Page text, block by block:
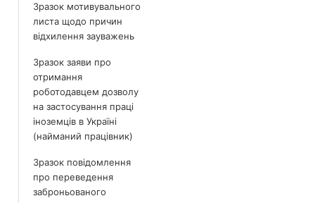
Зразок мотивувального
листа щодо причин
відхилення зауважень
Зразок заяви про
отримання
роботодавцем дозволу
на застосування праці
іноземців в Україні
(найманий працівник)
Зразок повідомлення
про переведення
заброньованого